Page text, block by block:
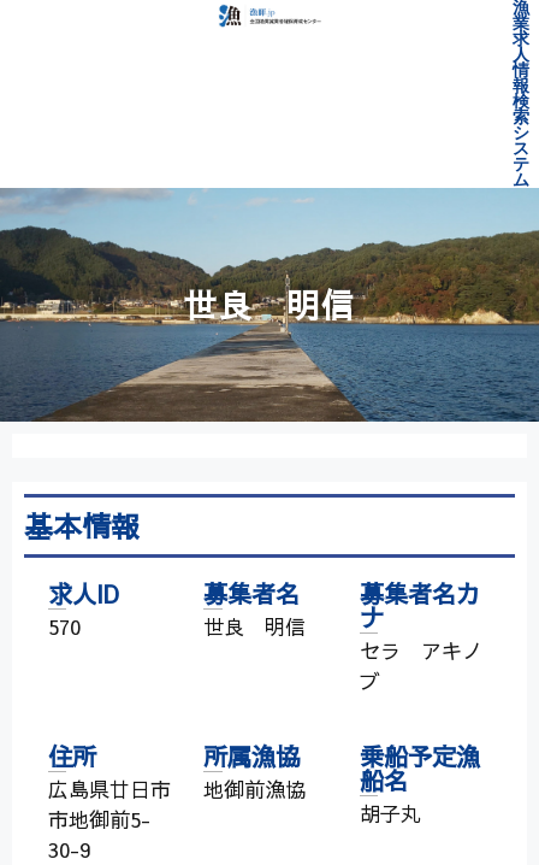
漁
業
求
人
情
報
検
索
シ
ス
テ
ム
世良 明信
基本情報
求人ID
570
募集者名
世良 明信
募集者名カ
ナ
セラ アキノ
ブ
住所
広島県廿日市
市地御前5-
30-9
所属漁協
地御前漁協
乗船予定漁
船名
胡子丸